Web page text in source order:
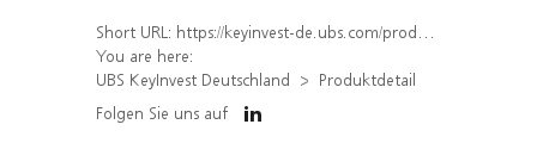
Short URL: https://keyinvest-de.ubs.com/produkt/detail/index/isin/DE000WA84A92
You are here:
UBS KeyInvest Deutschland
Produktdetail
Folgen Sie uns auf